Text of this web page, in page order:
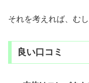
それを考えれば、む
良い口コミ